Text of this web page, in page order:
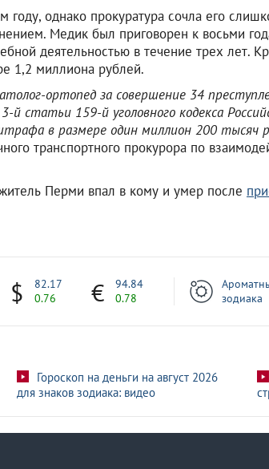
однако прокуратура сочла его
Медик был приговорен к восьми
деятельностью в течение трех лет.
1,2 миллиона рублей.
ортопед за совершение 34
статьи 159-й уголовного кодекса
в размере один миллион 200 тысяч
транспортного прокурора по
Перми впал в кому и умер после
82.17
0.76
94.84
0.78
зодиака
Гороскоп на деньги на август 2026
для знаков зодиака: видео